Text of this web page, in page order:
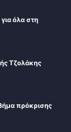
όλα στη
Τζολάκης
πρόκρισης